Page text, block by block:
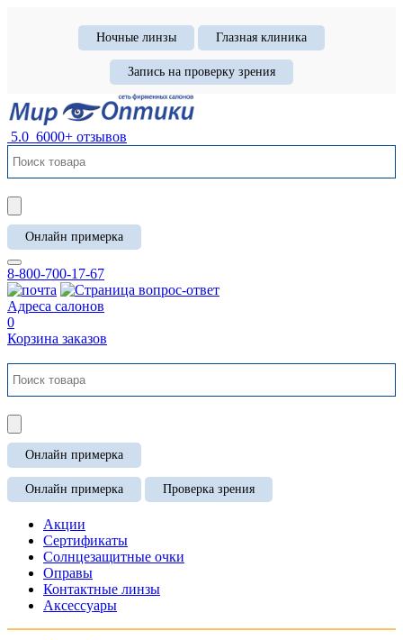
Ночные линзы Глазная клиника
Запись на проверку зрения
5.0 6000+ отзывов
Онлайн примерка
8-800-700-17-67
Адреса салонов
0
Корзина заказов
Онлайн примерка
Онлайн примерка Проверка зрения
Акции
Сертификаты
Солнцезащитные очки
Оправы
Контактные линзы
Аксессуары